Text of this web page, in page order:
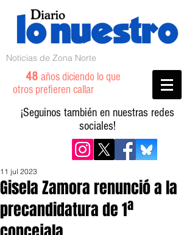
Noticias de Zona Norte
48 años diciendo lo que
otros prefieren callar
¡Seguinos también en nuestras redes
sociales!
Gisela Zamora renunció a la
precandidatura de 1ª
11 jul 2023